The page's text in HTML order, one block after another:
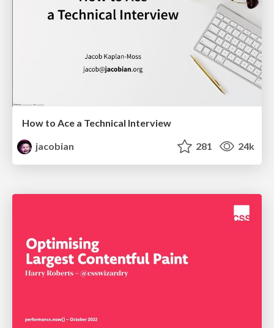
How to Ace a Technical Interview
jacobian
281 24k